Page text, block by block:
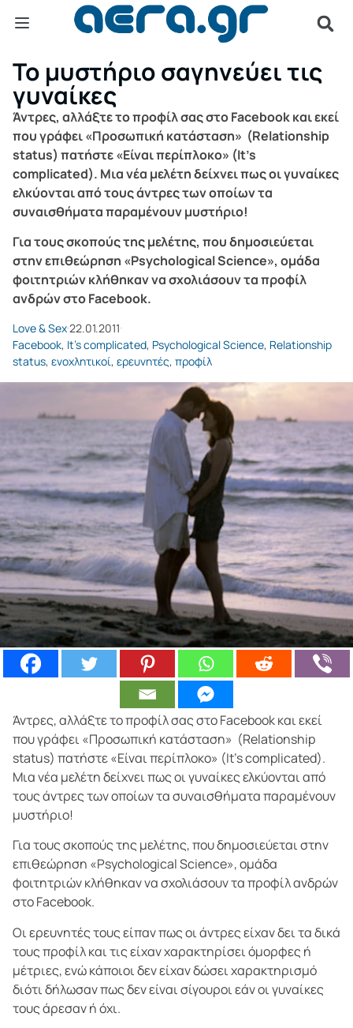
Το μυστήριο σαγηνεύει τις
γυναίκες
Άντρες, αλλάξτε το προφίλ σας στο Facebook και εκεί
που γράφει «Προσωπική κατάσταση» (Relationship
status) πατήστε «Είναι περίπλοκο» (It’s
complicated). Μια νέα μελέτη δείχνει πως οι γυναίκες
ελκύονται από τους άντρες των οποίων τα
συναισθήματα παραμένουν μυστήριο!
Για τους σκοπούς της μελέτης, που δημοσιεύεται
στην επιθεώρηση «Psychological Science», ομάδα
φοιτητριών κλήθηκαν να σχολιάσουν τα προφίλ
ανδρών στο Facebook.
Love & Sex22.01.2011
Facebook, It’s complicated, Psychological Science, Relationship
status, ενοχλητικοί, ερευνητές, προφίλ
Άντρες, αλλάξτε το προφίλ σας στο Facebook και εκεί
που γράφει «Προσωπική κατάσταση» (Relationship
status) πατήστε «Είναι περίπλοκο» (It’s complicated).
Μια νέα μελέτη δείχνει πως οι γυναίκες ελκύονται από
τους άντρες των οποίων τα συναισθήματα παραμένουν
μυστήριο!
Για τους σκοπούς της μελέτης, που δημοσιεύεται στην
επιθεώρηση «Psychological Science», ομάδα
φοιτητριών κλήθηκαν να σχολιάσουν τα προφίλ ανδρών
στο Facebook.
Οι ερευνητές τους είπαν πως οι άντρες είχαν δει τα δικά
τους προφίλ και τις είχαν χαρακτηρίσει όμορφες ή
μέτριες, ενώ κάποιοι δεν είχαν δώσει χαρακτηρισμό
διότι δήλωσαν πως δεν είναι σίγουροι εάν οι γυναίκες
τους άρεσαν ή όχι.